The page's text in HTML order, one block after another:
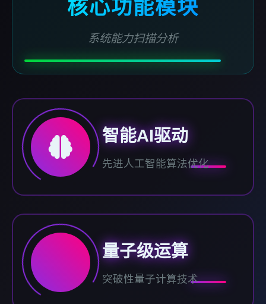
核心功能模块
系统能力扫描分析
智能AI驱动
先进人工智能算法优化
量子级运算
突破性量子计算技术